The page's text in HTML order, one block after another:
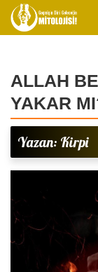
ALLAH
YAKAR
Yazan: Kirpi